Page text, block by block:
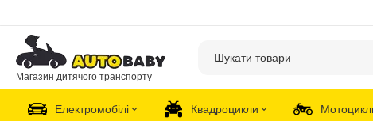
Магазин дитячого транспорту
Електромобілі Квадроцикли